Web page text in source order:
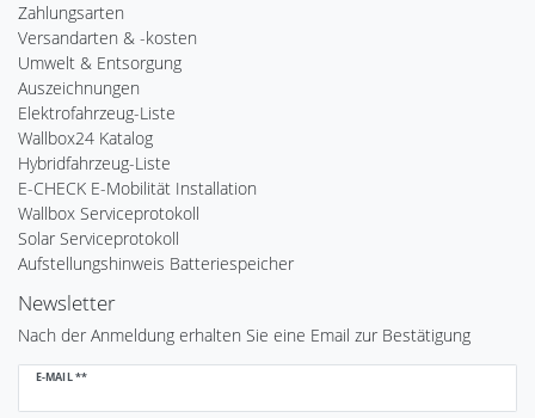
Zahlungsarten
Versandarten & -kosten
Umwelt & Entsorgung
Auszeichnungen
Elektrofahrzeug-Liste
Wallbox24 Katalog
Hybridfahrzeug-Liste
E-CHECK E-Mobilität Installation
Wallbox Serviceprotokoll
Solar Serviceprotokoll
Aufstellungshinweis Batteriespeicher
Newsletter
Nach der Anmeldung erhalten Sie eine Email zur Bestätigung
E-MAIL **
Newsletter